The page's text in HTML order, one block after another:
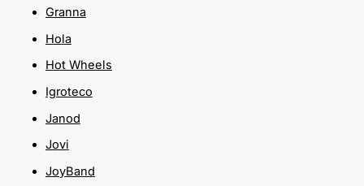
Granna
Hola
Hot Wheels
Igroteco
Janod
Jovi
JoyBand